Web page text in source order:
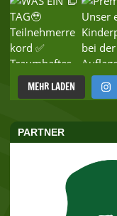
MEHR LADEN
PARTNER